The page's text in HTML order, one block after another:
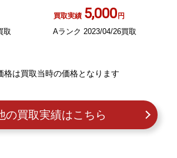
取
買取実績 5,000円
Aランク 2023/04/26買取
は買取当時の価格となります
の買取実績はこちら